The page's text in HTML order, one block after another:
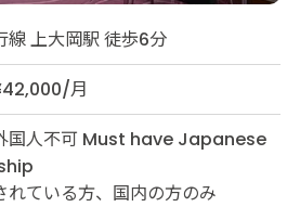
線 上大岡駅 徒歩6分
月
人不可 Must have Japanese
ている方、国内の方のみ